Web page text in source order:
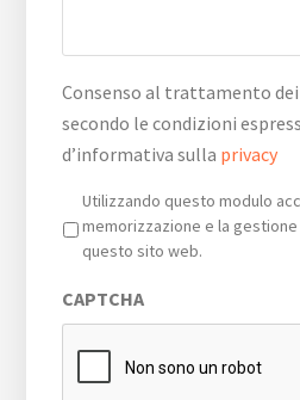
Consenso al trattamento
secondo le condizioni
d’informativa sulla privacy
Privacy *
Utilizzando questo modulo
memorizzazione e la
questo sito web.
CAPTCHA